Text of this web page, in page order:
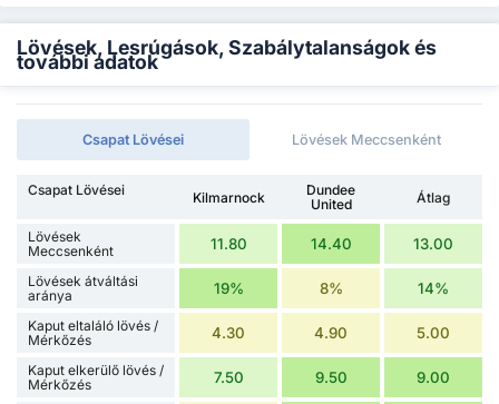
Lövések, Lesrúgások, Szabálytalanságok és
további adatok
Csapat Lövései Lövések Meccsenként
Csapat Lövései Kilmarnock
Dundee
United
Átlag
Lövések
Meccsenként
11.80 14.40 13.00
Lövések átváltási
aránya
19% 8% 14%
Kaput eltaláló lövés /
Mérkőzés
4.30 4.90 5.00
Kaput elkerülő lövés /
Mérkőzés
7.50 9.50 9.00